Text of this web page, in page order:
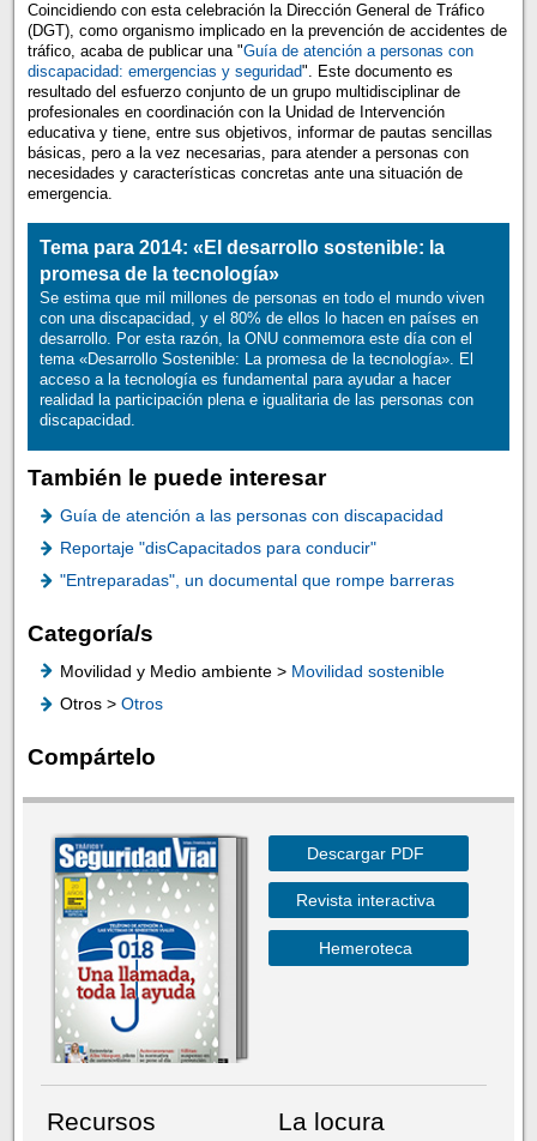
Coincidiendo con esta celebración la Dirección General de Tráfico
(DGT), como organismo implicado en la prevención de accidentes de
tráfico, acaba de publicar una "Guía de atención a personas con
discapacidad: emergencias y seguridad". Este documento es
resultado del esfuerzo conjunto de un grupo multidisciplinar de
profesionales en coordinación con la Unidad de Intervención
educativa y tiene, entre sus objetivos, informar de pautas sencillas
básicas, pero a la vez necesarias, para atender a personas con
necesidades y características concretas ante una situación de
emergencia.
Tema para 2014: «El desarrollo sostenible: la
promesa de la tecnología»
Se estima que mil millones de personas en todo el mundo viven
con una discapacidad, y el 80% de ellos lo hacen en países en
desarrollo. Por esta razón, la ONU conmemora este día con el
tema «Desarrollo Sostenible: La promesa de la tecnología». El
acceso a la tecnología es fundamental para ayudar a hacer
realidad la participación plena e igualitaria de las personas con
discapacidad.
También le puede interesar
Guía de atención a las personas con discapacidad
Reportaje "disCapacitados para conducir"
"Entreparadas", un documental que rompe barreras
Categoría/s
Movilidad y Medio ambiente > Movilidad sostenible
Otros > Otros
Compártelo
Descargar PDF
Revista interactiva
Hemeroteca
Recursos
La locura